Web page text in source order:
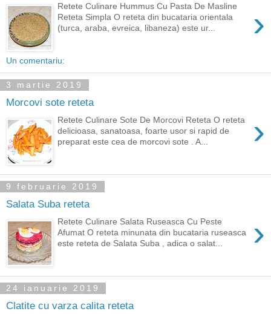
›
Retete Culinare Hummus Cu Pasta De Masline
Reteta Simpla O reteta din bucataria orientala
(turca, araba, evreica, libaneza) este ur...
Un comentariu:
3 martie 2019
Morcovi sote reteta
›
Retete Culinare Sote De Morcovi Reteta O reteta
delicioasa, sanatoasa, foarte usor si rapid de
preparat este cea de morcovi sote . A...
9 februarie 2019
Salata Suba reteta
›
Retete Culinare Salata Ruseasca Cu Peste
Afumat O reteta minunata din bucataria ruseasca
este reteta de Salata Suba , adica o salat...
24 ianuarie 2019
Clatite cu varza calita reteta